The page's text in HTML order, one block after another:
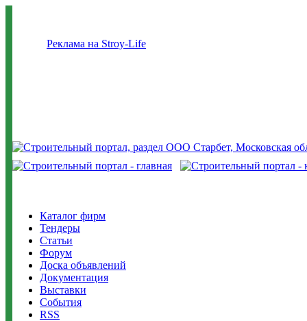
Реклама на Stroy-Life
Каталог фирм
Тендеры
Статьи
Форум
Доска объявлений
Документация
Выставки
События
RSS